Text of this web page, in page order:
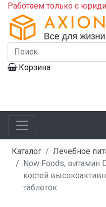
Работаем только с
Корзина
Каталог
Лечебное
Now Foods, витамин
костей
таблеток